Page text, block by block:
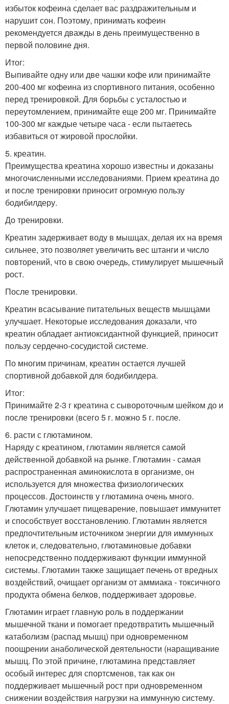
избыток кофеина сделает вас раздражительным и
нарушит сон. Поэтому, принимать кофеин
рекомендуется дважды в день преимущественно в
первой половине дня.
Итог:
Выпивайте одну или две чашки кофе или принимайте
200-400 мг кофеина из спортивного питания, особенно
перед тренировкой. Для борьбы с усталостью и
переутомлением, принимайте еще 200 мг. Принимайте
100-300 мг каждые четыре часа - если пытаетесь
избавиться от жировой прослойки.
5. креатин.
Преимущества креатина хорошо известны и доказаны
многочисленными исследованиями. Прием креатина до
и после тренировки приносит огромную пользу
бодибилдеру.
До тренировки.
Креатин задерживает воду в мышцах, делая их на время
сильнее, это позволяет увеличить вес штанги и число
повторений, что в свою очередь, стимулирует мышечный
рост.
После тренировки.
Креатин всасывание питательных веществ мышцами
улучшает. Некоторые исследования доказали, что
креатин обладает антиоксидантной функцией, приносит
пользу сердечно-сосудистой системе.
По многим причинам, креатин остается лучшей
спортивной добавкой для бодибилдера.
Итог:
Принимайте 2-3 г креатина с сывороточным шейком до и
после тренировки (всего 5 г. можно 5 г. после.
6. расти с глютамином.
Наряду с креатином, глютамин является самой
действенной добавкой на рынке. Глютамин - самая
распространенная аминокислота в организме, он
используется для множества физиологических
процессов. Достоинств у глютамина очень много.
Глютамин улучшает пищеварение, повышает иммунитет
и способствует восстановлению. Глютамин является
предпочтительным источником энергии для иммунных
клеток и, следовательно, глютаминовые добавки
непосредственно поддерживают функции иммунной
системы. Глютамин также защищает печень от вредных
воздействий, очищает организм от аммиака - токсичного
продукта обмена белков, поддерживает здоровье.
Глютамин играет главную роль в поддержании
мышечной ткани и помогает предотвратить мышечный
катаболизм (распад мышц) при одновременном
поощрении анаболической деятельности (наращивание
мышц. По этой причине, глютамина представляет
особый интерес для спортсменов, так как он
поддерживает мышечный рост при одновременном
снижении воздействия нагрузки на иммунную систему.